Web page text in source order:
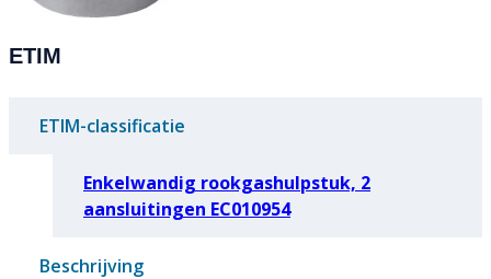
ETIM
ETIM-classificatie
Enkelwandig rookgashulpstuk, 2
aansluitingen EC010954
Beschrijving